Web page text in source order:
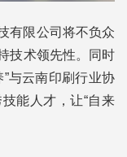
有限公司将不负众
技术领先性。同时
与云南印刷行业协
能人才，让“自来